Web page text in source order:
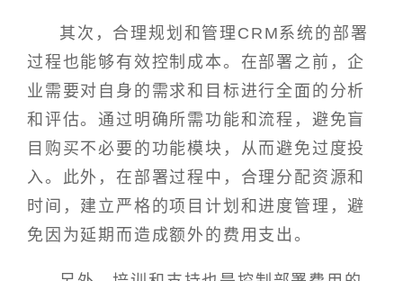
其次，合理规划和管理CRM系统的部署
过程也能够有效控制成本。在部署之前，企
业需要对自身的需求和目标进行全面的分析
和评估。通过明确所需功能和流程，避免盲
目购买不必要的功能模块，从而避免过度投
入。此外，在部署过程中，合理分配资源和
时间，建立严格的项目计划和进度管理，避
免因为延期而造成额外的费用支出。